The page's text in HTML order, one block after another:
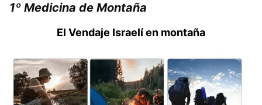
1º Medicina de Montaña
El Vendaje Israelí en montaña